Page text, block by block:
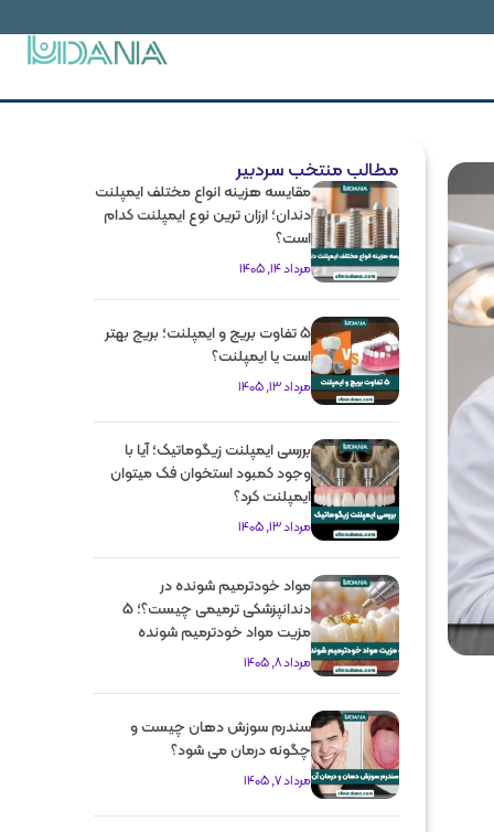
مطالب منتخب سردبیر
مقایسه هزینه انواع مختلف ایمپلنت
دندان؛ ارزان ترین نوع ایمپلنت کدام
است؟
مرداد 14, 1405
5 تفاوت بریج و ایمپلنت؛ بریج بهتر
است یا ایمپلنت؟
مرداد 13, 1405
بررسی ایمپلنت زیگوماتیک؛ آیا با
وجود کمبود استخوان فک میتوان
ایمپلنت کرد؟
مرداد 13, 1405
مواد خودترمیم شونده در
دندانپزشکی ترمیمی چیست؟؛ 5
مزیت مواد خودترمیم شونده
مرداد 8, 1405
سندرم سوزش دهان چیست و
چگونه درمان می شود؟
مرداد 7, 1405